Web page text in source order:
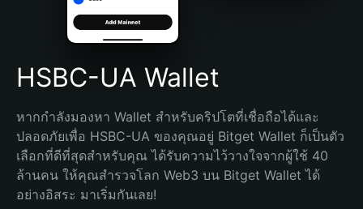
Português (Brasil)
Español (Argentina)
HSBC-UA Wallet
หากกำลังมองหา Wallet สำหรับคริปโตที่เชื่อถือได้และ
ปลอดภัยเพื่อ HSBC-UA ของคุณอยู่ Bitget Wallet ก็เป็นตัว
เลือกที่ดีที่สุดสำหรับคุณ ได้รับความไว้วางใจจากผู้ใช้ 40
ล้านคน ให้คุณสำรวจโลก Web3 บน Bitget Wallet ได้
อย่างอิสระ มาเริ่มกันเลย!